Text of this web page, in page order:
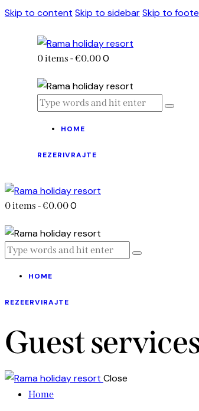
Skip to content Skip to sidebarSkip to
0 items -€0.000
HOME
REZERIVRAJTE
0 items -€0.000
HOME
REZEERVIRAJTE
Guest
Close
Home